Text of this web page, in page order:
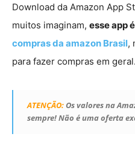
Download da Amazon App
muitos imaginam, esse app
compras da amazon Brasil,
para fazer compras em geral.
ATENÇÃO:Os valores na
sempre! Não é uma oferta